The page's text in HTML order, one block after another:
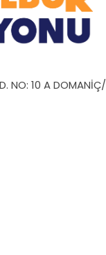
NO: 10 A DOMANİÇ/